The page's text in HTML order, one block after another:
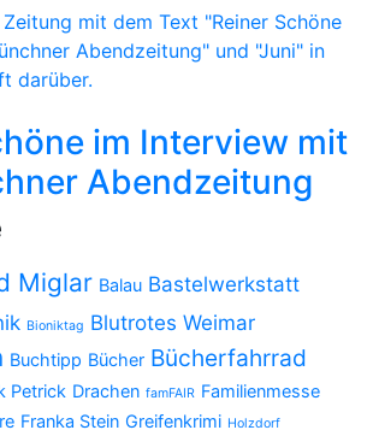
im Interview mit
Abendzeitung
Miglar Balau Bastelwerkstatt
Bioniktag Blutrotes Weimar
Buchtipp Bücher Bücherfahrrad
Petrick Drachen famFAIR Familienmesse
Franka Stein Greifenkrimi Holzdorf